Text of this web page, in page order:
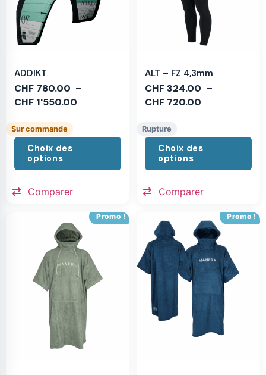
ADDIKT
CHF 780.00 –
CHF 1'550.00
Sur commande
Choix des
options
Comparer
ALT – FZ 4,3mm
CHF324.00 –
CHF 720.00
Rupture
Choix des
options
Comparer
Promo ! Promo !